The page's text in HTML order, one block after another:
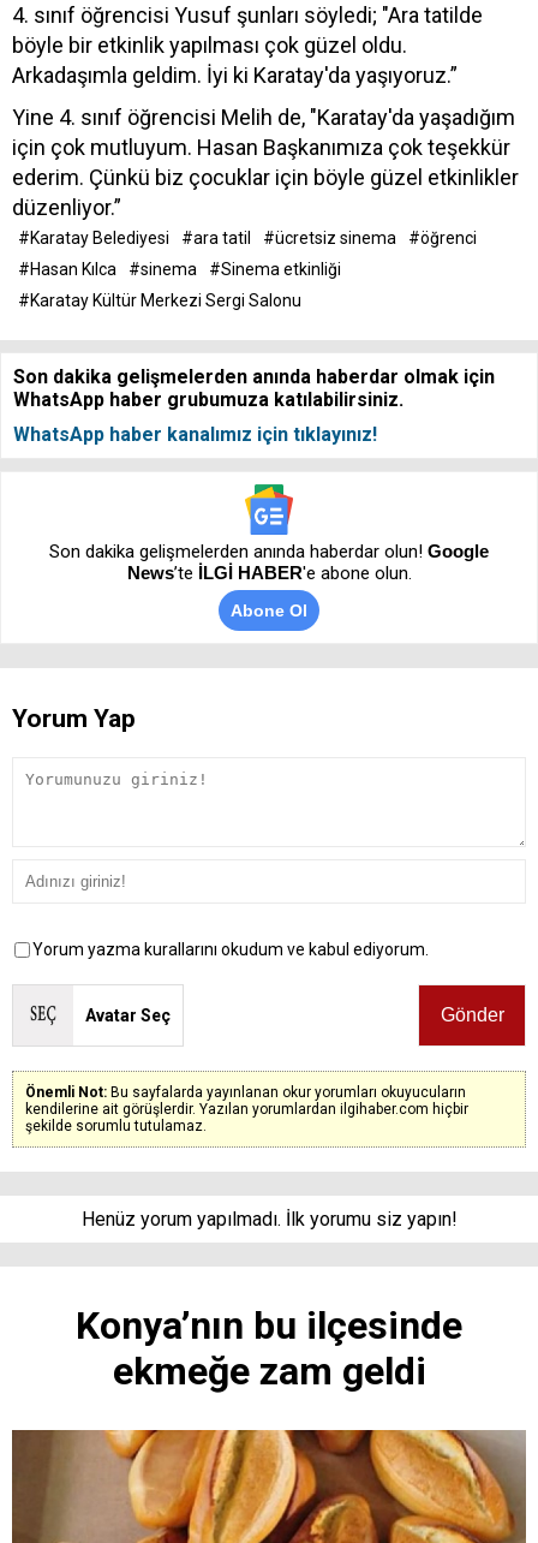
4. sınıf öğrencisi Yusuf şunları söyledi; "Ara tatilde
böyle bir etkinlik yapılması çok güzel oldu.
Arkadaşımla geldim. İyi ki Karatay'da yaşıyoruz.”
Yine 4. sınıf öğrencisi Melih de, "Karatay'da yaşadığım
için çok mutluyum. Hasan Başkanımıza çok teşekkür
ederim. Çünkü biz çocuklar için böyle güzel etkinlikler
düzenliyor.”
#Karatay Belediyesi #ara tatil #ücretsiz sinema
#öğrenci
#Hasan Kılca
#sinema
#Sinema etkinliği
#Karatay Kültür Merkezi Sergi Salonu
Son dakika gelişmelerden anında haberdar olmak için
WhatsApp haber grubumuza katılabilirsiniz.
WhatsApp haber kanalımız için tıklayınız!
Son dakika gelişmelerden anında haberdar olun! Google
News’te İLGİ HABER'e abone olun.
Abone Ol
Yorum Yap
Yorum yazma kurallarını okudum ve kabul ediyorum.
Avatar Seç
Önemli Not: Bu sayfalarda yayınlanan okur yorumları okuyucuların
kendilerine ait görüşlerdir. Yazılan yorumlardan ilgihaber.com hiçbir
şekilde sorumlu tutulamaz.
Henüz yorum yapılmadı. İlk yorumu siz yapın!
Konya’nın bu ilçesinde
ekmeğe zam geldi